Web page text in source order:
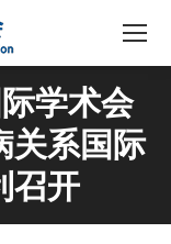
学术会
关系国际
召开